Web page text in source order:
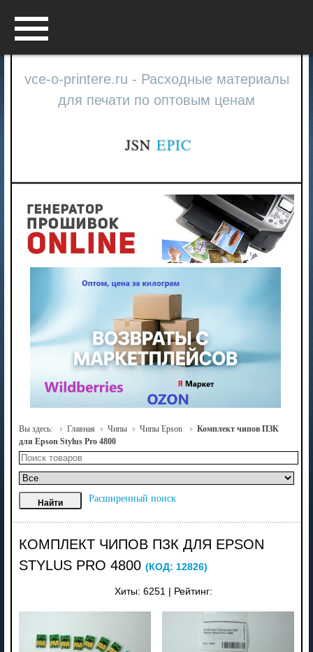
vce-o-printere.ru - Расходные материалы
для печати по оптовым ценам
Вы здесь: Главная Чипы Чипы Epson
Комплект чипов ПЗК
для Epson Stylus Pro 4800
Расширенный поиск
КОМПЛЕКТ ЧИПОВ ПЗК ДЛЯ EPSON
STYLUS PRO 4800 (КОД: 12826)
Хиты: 6251 Рейтинг: